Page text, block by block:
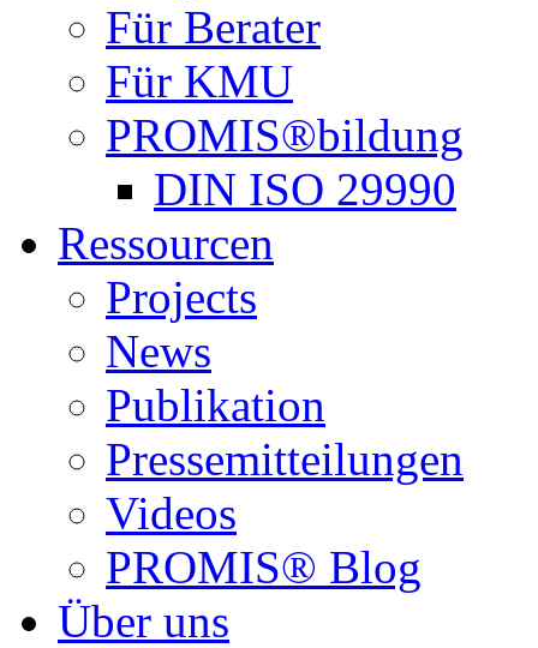
Für Berater
Für KMU
PROMIS®bildung
DIN ISO 29990
Ressourcen
Projects
News
Publikation
Pressemitteilungen
Videos
PROMIS® Blog
Über uns